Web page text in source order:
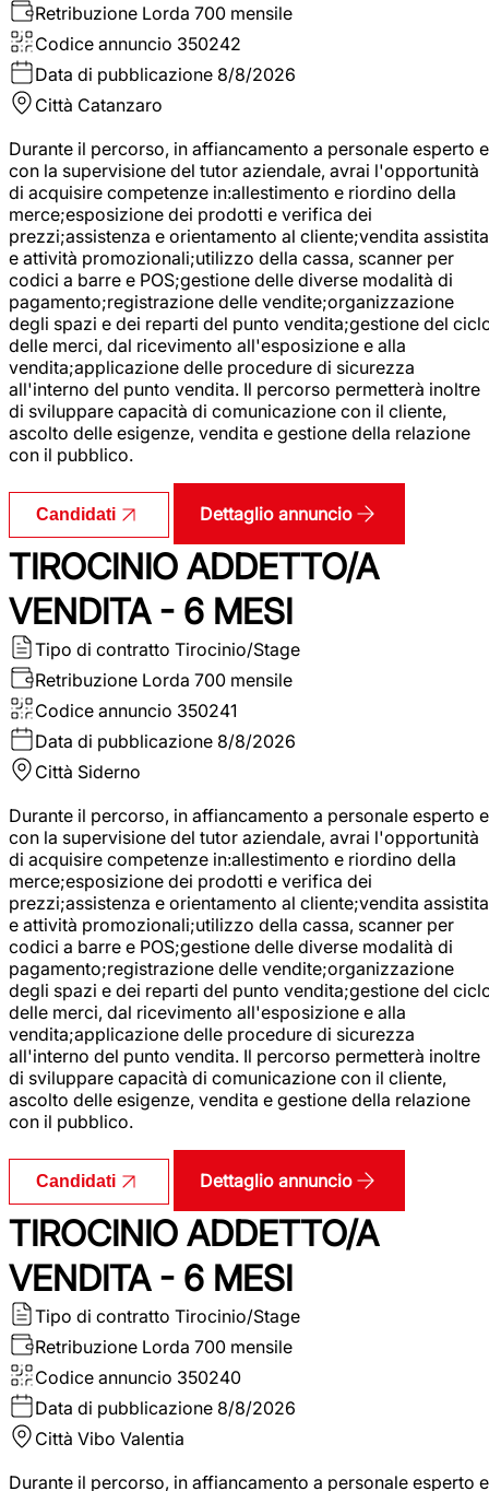
Retribuzione Lorda 700 mensile
Codice annuncio 350242
Data di pubblicazione 8/8/2026
Città Catanzaro
Durante il percorso, in affiancamento a personale esperto e
con la supervisione del tutor aziendale, avrai l'opportunità
di acquisire competenze in:allestimento e riordino della
merce;esposizione dei prodotti e verifica dei
prezzi;assistenza e orientamento al cliente;vendita assistita
e attività promozionali;utilizzo della cassa, scanner per
codici a barre e POS;gestione delle diverse modalità di
pagamento;registrazione delle vendite;organizzazione
degli spazi e dei reparti del punto vendita;gestione del
delle merci, dal ricevimento all'esposizione e alla
vendita;applicazione delle procedure di sicurezza
all'interno del punto vendita. Il percorso permetterà inoltre
di sviluppare capacità di comunicazione con il cliente,
ascolto delle esigenze, vendita e gestione della relazione
con il pubblico.
Candidati Dettaglio annuncio
TIROCINIO ADDETTO/A
VENDITA - 6 MESI
Tipo di contratto Tirocinio/Stage
Retribuzione Lorda 700 mensile
Codice annuncio 350241
Data di pubblicazione 8/8/2026
Città Siderno
Durante il percorso, in affiancamento a personale esperto e
con la supervisione del tutor aziendale, avrai l'opportunità
di acquisire competenze in:allestimento e riordino della
merce;esposizione dei prodotti e verifica dei
prezzi;assistenza e orientamento al cliente;vendita assistita
e attività promozionali;utilizzo della cassa, scanner per
codici a barre e POS;gestione delle diverse modalità di
pagamento;registrazione delle vendite;organizzazione
degli spazi e dei reparti del punto vendita;gestione del
delle merci, dal ricevimento all'esposizione e alla
vendita;applicazione delle procedure di sicurezza
all'interno del punto vendita. Il percorso permetterà inoltre
di sviluppare capacità di comunicazione con il cliente,
ascolto delle esigenze, vendita e gestione della relazione
con il pubblico.
Candidati Dettaglio annuncio
TIROCINIO ADDETTO/A
VENDITA - 6 MESI
Tipo di contratto Tirocinio/Stage
Retribuzione Lorda 700 mensile
Codice annuncio 350240
Data di pubblicazione 8/8/2026
Città Vibo Valentia
Durante il percorso, in affiancamento a personale esperto e